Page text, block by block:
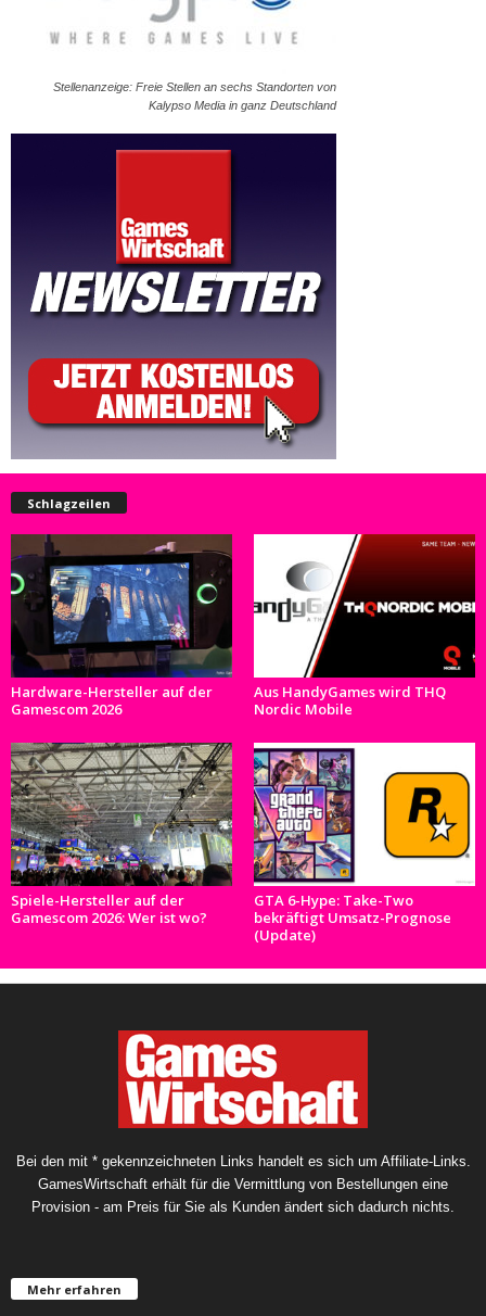
Stellenanzeige: Freie Stellen an sechs Standorten von
Kalypso Media in ganz Deutschland
Schlagzeilen
Hardware-Hersteller auf der
Gamescom 2026
Aus HandyGames wird THQ
Nordic Mobile
Spiele-Hersteller auf der
Gamescom 2026: Wer ist wo?
GTA 6-Hype: Take-Two
bekräftigt Umsatz-Prognose
(Update)
Bei den mit * gekennzeichneten Links handelt es sich um Affiliate-Links.
GamesWirtschaft erhält für die Vermittlung von Bestellungen eine
Provision - am Preis für Sie als Kunden ändert sich dadurch nichts.
Mehr erfahren